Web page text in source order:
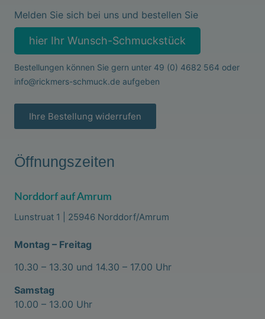
Melden Sie sich bei uns und bestellen Sie
hier Ihr Wunsch-Schmuckstück
Bestellungen können Sie gern unter 49 (0) 4682 564 oder
info@rickmers-schmuck.deaufgeben
Ihre Bestellung widerrufen
Öffnungszeiten
Norddorf auf Amrum
Lunstruat 1 | 25946 Norddorf/Amrum
Montag – Freitag
10.30 – 13.30 und 14.30 – 17.00 Uhr
Samstag
10.00 – 13.00 Uhr